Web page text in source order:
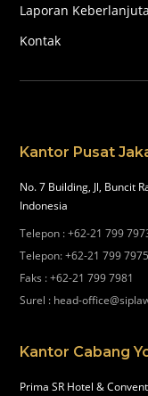
Laporan
Kontak
Kantor Pusat
No. 7 Building, Jl, Buncit
Indonesia
Telepon :+62-21 799
Telepon:+62-21 799 7975
Faks :+62-21 799 7981
Surel : head-
Kantor Cabang
Prima SR Hotel &